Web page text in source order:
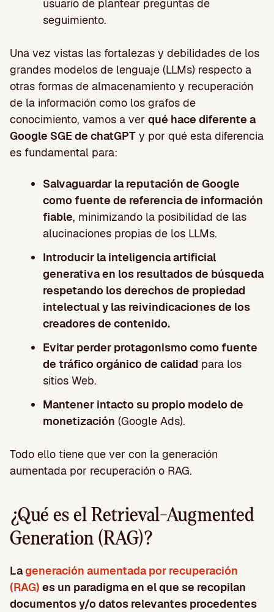
usuario de plantear preguntas de
seguimiento.
Una vez vistas las fortalezas y debilidades de los
grandes modelos de lenguaje (LLMs) respecto a
otras formas de almacenamiento y recuperación
de la información como los grafos de
conocimiento, vamos a ver qué hace diferente a
Google SGE de chatGPT y por qué esta diferencia
es fundamental para:
Salvaguardar la reputación de Google
como fuente de referencia de información
fiable, minimizando la posibilidad de las
alucinaciones propias de los LLMs.
Introducir la inteligencia artificial
generativa en los resultados de búsqueda
respetando los derechos de propiedad
intelectual y las reivindicaciones de los
creadores de contenido.
Evitar perder protagonismo como fuente
de tráfico orgánico de calidad para los
sitios Web.
Mantener intacto su propio modelo de
monetización (Google Ads).
Todo ello tiene que ver con la generación
aumentada por recuperación o RAG.
¿Qué es el Retrieval-Augmented
Generation (RAG)?
Lageneración aumentada por recuperación
(RAG) es un paradigma en el que se recopilan
documentos y/o datos relevantes procedentes